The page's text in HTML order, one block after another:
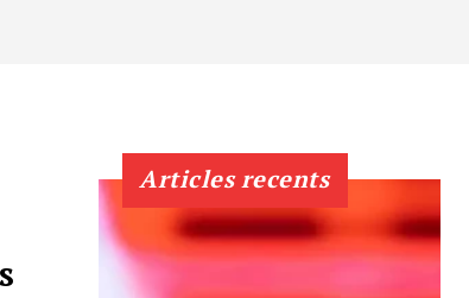
Articles recents